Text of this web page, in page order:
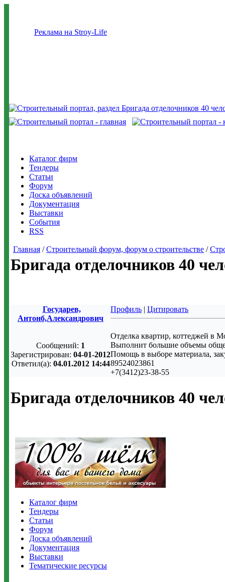
Реклама на Stroy-Life
Каталог фирм
Тендеры
Статьи
Форум
Доска объявлений
Документация
Выставки
События
RSS
Главная /Строительный форум, форум о строительстве /
Бригада отделочников 40
Государев,
Антонб,Александрович
Сообщений: 1
Зарегистрирован: 04-01-2012
Ответил(а): 04.01.2012 14:44
Профиль | Цитировать
Отделка квартир, коттеджей в
Выполнит большие объемы
Помощь в выборе материала,
89524023861
+7(3412)23-38-55
Бригада отделочников 40
Каталог фирм
Тендеры
Статьи
Форум
Доска объявлений
Документация
Выставки
Тематические ресурсы